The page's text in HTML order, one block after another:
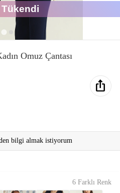
Omuz Çantası
ios_share
bilgi almak istiyorum
6 Farklı Renk